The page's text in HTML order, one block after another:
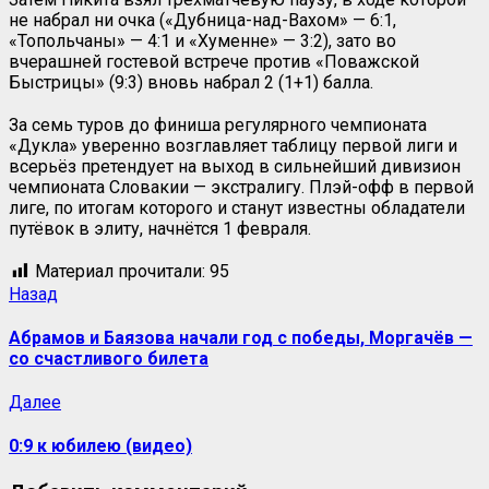
не набрал ни очка («Дубница-над-Вахом» — 6:1,
«Топольчаны» — 4:1 и «Хуменне» — 3:2), зато во
вчерашней гостевой встрече против «Поважской
Быстрицы» (9:3) вновь набрал 2 (1+1) балла.
За семь туров до финиша регулярного чемпионата
«Дукла» уверенно возглавляет таблицу первой лиги и
всерьёз претендует на выход в сильнейший дивизион
чемпионата Словакии — экстралигу. Плэй-офф в первой
лиге, по итогам которого и станут известны обладатели
путёвок в элиту, начнётся 1 февраля.
Материал прочитали: 95
Назад
Абрамов и Баязова начали год с победы, Моргачёв —
со счастливого билета
Далее
0:9 к юбилею (видео)